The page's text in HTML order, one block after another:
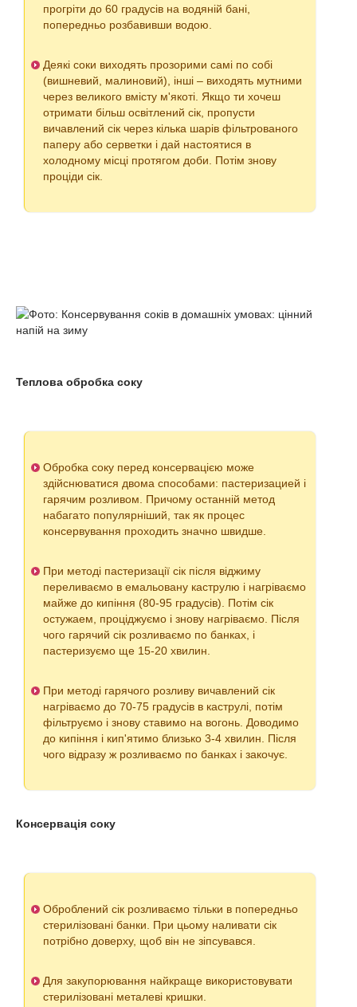
прогріти до 60 градусів на водяній бані,
попередньо розбавивши водою.
Деякі соки виходять прозорими самі по собі
(вишневий, малиновий), інші – виходять мутними
через великого вмісту м'якоті. Якщо ти хочеш
отримати більш освітлений сік, пропусти
вичавлений сік через кілька шарів фільтрованого
паперу або серветки і дай настоятися в
холодному місці протягом доби. Потім знову
проціди сік.
Теплова обробка соку
Обробка соку перед консервацією може
здійснюватися двома способами: пастеризацией і
гарячим розливом. Причому останній метод
набагато популярніший, так як процес
консервування проходить значно швидше.
При методі пастеризації сік після віджиму
переливаємо в емальовану каструлю і нагріваємо
майже до кипіння (80-95 градусів). Потім сік
остужаем, проціджуємо і знову нагріваємо. Після
чого гарячий сік розливаємо по банках, і
пастеризуємо ще 15-20 хвилин.
При методі гарячого розливу вичавлений сік
нагріваємо до 70-75 градусів в каструлі, потім
фільтруємо і знову ставимо на вогонь. Доводимо
до кипіння і кип'ятимо близько 3-4 хвилин. Після
чого відразу ж розливаємо по банках і закочує.
Консервація соку
Оброблений сік розливаємо тільки в попередньо
стерилізовані банки. При цьому наливати сік
потрібно доверху, щоб він не зіпсувався.
Для закупорювання найкраще використовувати
стерилізовані металеві кришки.